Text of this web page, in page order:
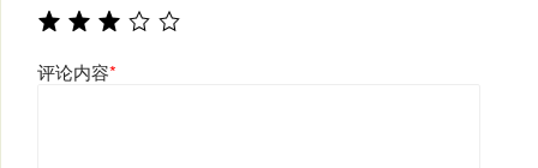
评论内容*